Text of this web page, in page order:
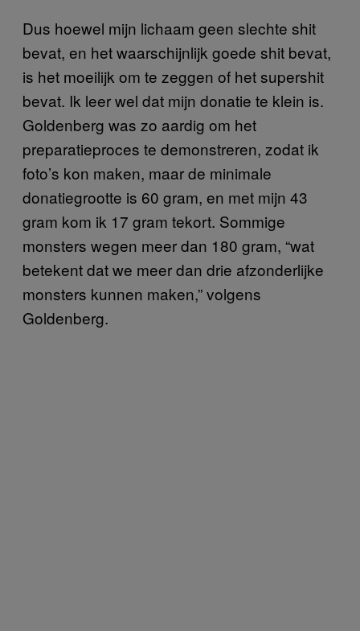
Dus hoewel mijn lichaam geen slechte shit
bevat, en het waarschijnlijk goede shit bevat,
is het moeilijk om te zeggen of het supershit
bevat. Ik leer wel dat mijn donatie te klein is.
Goldenberg was zo aardig om het
preparatieproces te demonstreren, zodat ik
foto’s kon maken, maar de minimale
donatiegrootte is 60 gram, en met mijn 43
gram kom ik 17 gram tekort. Sommige
monsters wegen meer dan 180 gram, “wat
betekent dat we meer dan drie afzonderlijke
monsters kunnen maken,” volgens
Goldenberg.